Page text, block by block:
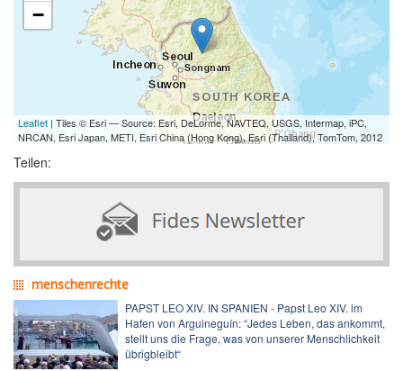
−
Leaflet | Tiles © Esri — Source: Esri, DeLorme, NAVTEQ, USGS, Intermap, iPC,
NRCAN, Esri Japan, METI, Esri China (Hong Kong), Esri (Thailand), TomTom, 2012
Teilen:
menschenrechte
PAPST LEO XIV. IN SPANIEN - Papst Leo XIV. im
Hafen von Arguineguín: “Jedes Leben, das ankommt,
stellt uns die Frage, was von unserer Menschlichkeit
übrigbleibt“